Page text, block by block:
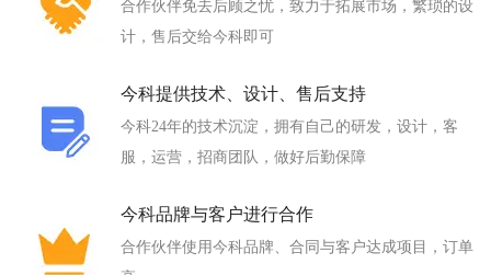
合作伙伴免去后顾之忧，致力于拓展市场，繁琐的设
计，售后交给今科即可
今科提供技术、设计、售后支持
今科24年的技术沉淀，拥有自己的研发，设计，客
服，运营，招商团队，做好后勤保障
今科品牌与客户进行合作
合作伙伴使用今科品牌、合同与客户达成项目，订单